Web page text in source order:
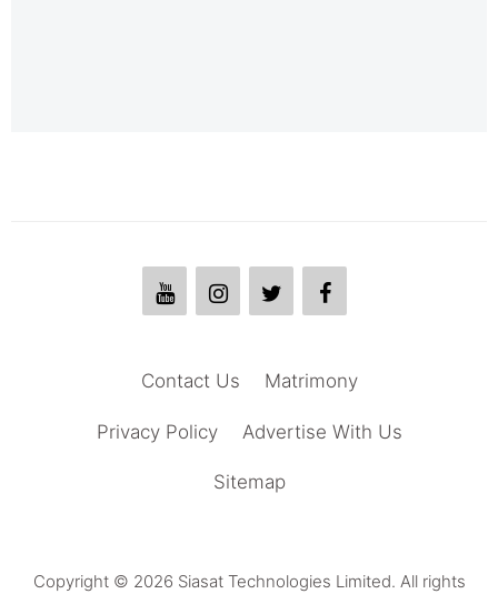
Matrimony
Contact Us
Advertise With Us
Privacy Policy
Sitemap
Copyright © 2026 Siasat Technologies Limited. All rights